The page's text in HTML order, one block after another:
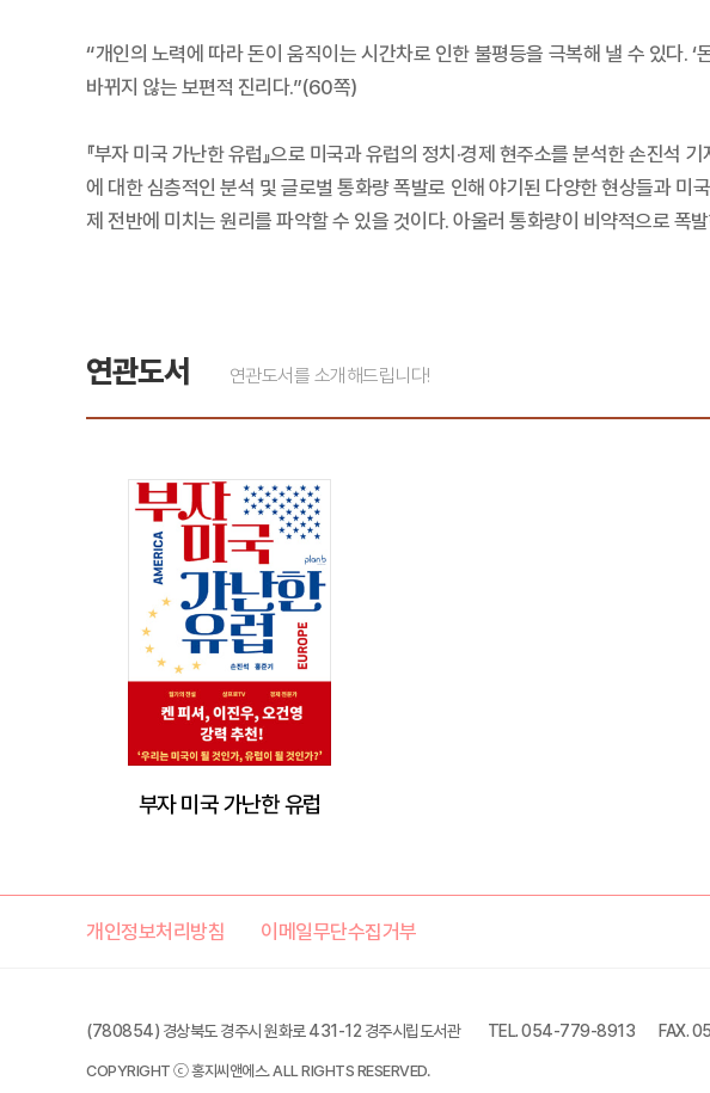
“개인의 노력에 따라 돈이 움직이는 시간차로 인한 불평등을 극복해 낼 수 있다.
바뀌지 않는 보편적 진리다.”(60쪽)
『부자 미국 가난한 유럽』으로 미국과 유럽의 정치·경제 현주소를 분석한 손진
에 대한 심층적인 분석 및 글로벌 통화량 폭발로 인해 야기된 다양한 현상들과
제 전반에 미치는 원리를 파악할 수 있을 것이다. 아울러 통화량이 비약적으로
연관도서 연관도서를 소개해드립니다!
부자 미국 가난한 유럽
개인정보처리방침 이메일무단수집거부
(780854) 경상북도 경주시 원화로 431-12 경주시립도서관 TEL. 054-779-8913 FAX.
COPYRIGHT ⓒ 홍지씨앤에스. ALL RIGHTS RESERVED.